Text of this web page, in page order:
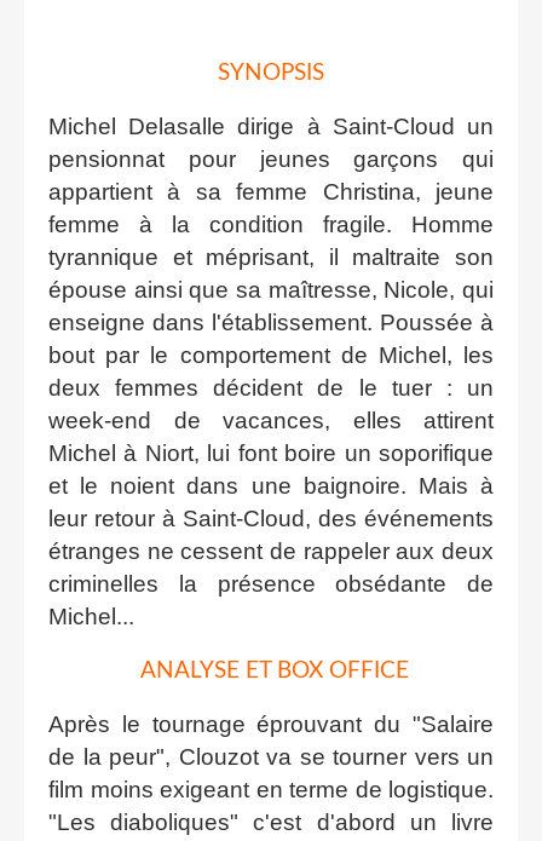
SYNOPSIS
Michel Delasalle dirige à Saint-Cloud un
pensionnat pour jeunes garçons qui
appartient à sa femme Christina, jeune
femme à la condition fragile. Homme
tyrannique et méprisant, il maltraite son
épouse ainsi que sa maîtresse, Nicole, qui
enseigne dans l'établissement. Poussée à
bout par le comportement de Michel, les
deux femmes décident de le tuer : un
week-end de vacances, elles attirent
Michel à Niort, lui font boire un soporifique
et le noient dans une baignoire. Mais à
leur retour à Saint-Cloud, des événements
étranges ne cessent de rappeler aux deux
criminelles la présence obsédante de
Michel...
ANALYSE ET BOX OFFICE
Après le tournage éprouvant du "Salaire
de la peur", Clouzot va se tourner vers un
film moins exigeant en terme de logistique.
"Les diaboliques" c'est d'abord un livre